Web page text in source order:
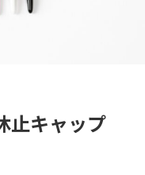
止キャップ